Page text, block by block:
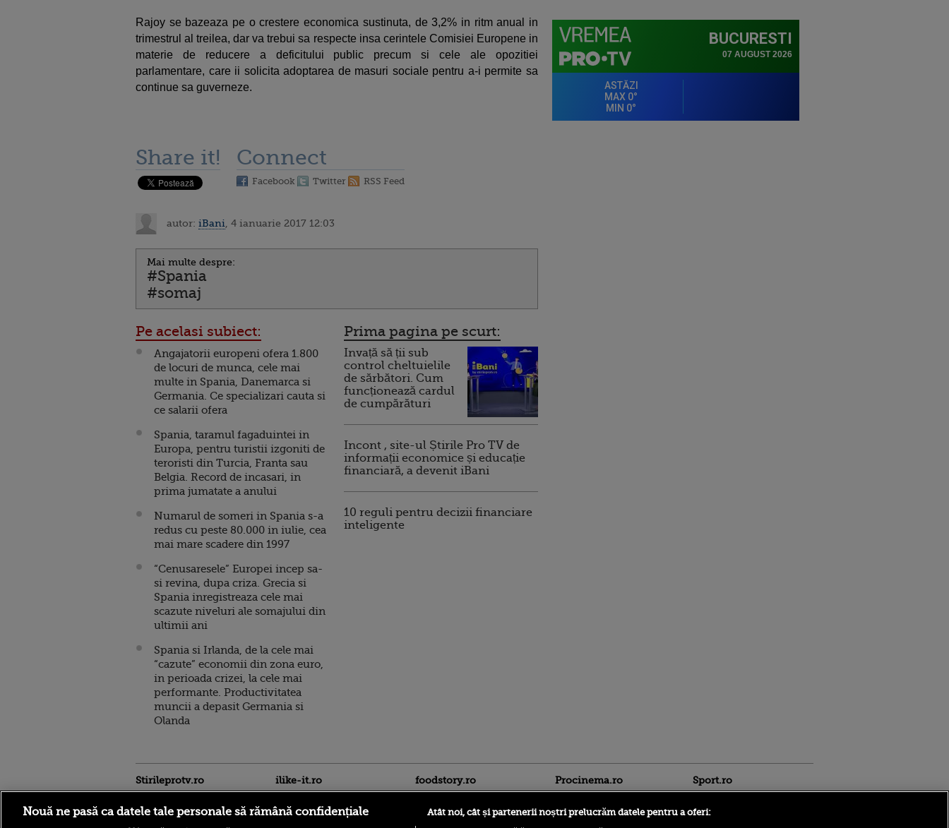
Rajoy se bazeaza pe o crestere economica sustinuta, de 3,2% in ritm anual in
trimestrul al treilea, dar va trebui sa respecte insa cerintele Comisiei Europene in
materie de reducere a deficitului public precum si cele ale opozitiei
parlamentare, care ii solicita adoptarea de masuri sociale pentru a-i permite sa
continue sa guverneze.
Share it! Connect
Facebook Twitter RSS Feed
autor: iBani , 4 ianuarie 2017 12:03
Mai multe despre:
#Spania
#somaj
Pe acelasi subiect:
Angajatorii europeni ofera 1.800
de locuri de munca, cele mai
multe in Spania, Danemarca si
Germania. Ce specializari cauta si
ce salarii ofera
Spania, taramul fagaduintei in
Europa, pentru turistii izgoniti de
teroristi din Turcia, Franta sau
Belgia. Record de incasari, in
prima jumatate a anului
Numarul de someri in Spania s-a
redus cu peste 80.000 in iulie, cea
mai mare scadere din 1997
“Cenusaresele” Europei incep sa-
si revina, dupa criza. Grecia si
Spania inregistreaza cele mai
scazute niveluri ale somajului din
ultimii ani
Spania si Irlanda, de la cele mai
“cazute” economii din zona euro,
in perioada crizei, la cele mai
performante. Productivitatea
muncii a depasit Germania si
Olanda
Prima pagina pe scurt:
Invață să ții sub
control cheltuielile
de sărbători. Cum
funcționează cardul
de cumpărături
Incont , site-ul Știrile Pro TV de
informații economice și educație
financiară, a devenit iBani
10 reguli pentru decizii financiare
inteligente
Stirileprotv.ro ilike-it.ro foodstory.ro Procinema.ro Sport.ro
Nouă ne pasă ca datele tale personale să rămână confidențiale Atât noi, cât și partenerii noștri prelucrăm datele pentru a oferi: